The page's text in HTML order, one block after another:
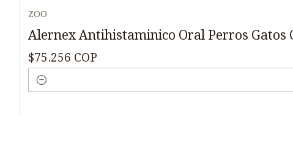
ZOO
Alernex Antihistaminico Oral Perros Gatos
$75.256 COP
Cantidad